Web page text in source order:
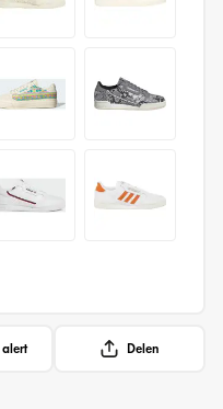
alert Delen